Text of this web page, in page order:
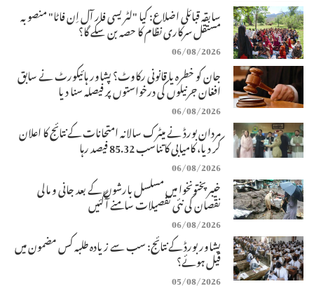
سابقہ قبائلی اضلاع: کیا "لٹریسی فار آل اِن فاٹا" منصوبہ
مستقل سرکاری نظام کا حصہ بن سکے گا؟
06/08/2026
جان کو خطرہ یا قانونی رکاوٹ؟ پشاور ہائیکورٹ نے سابق
افغان جرنیلوں کی درخواستوں پر فیصلہ سنا دیا
06/08/2026
مردان بورڈ نے میٹرک سالانہ امتحانات کے نتائج کا اعلان
کر دیا، کامیابی کا تناسب 85.32 فیصد رہا
06/08/2026
خیبرپختونخوا میں مسلسل بارشوں کے بعد جانی و مالی
نقصان کی نئی تفصیلات سامنے آگئیں
06/08/2026
پشاور بورڈ کے نتائج: سب سے زیادہ طلبہ کس مضمون میں
فیل ہوئے؟
05/08/2026